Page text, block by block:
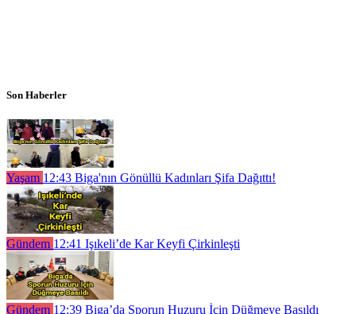
Son Haberler
Yaşam 12:43 Biga'nın Gönüllü Kadınları Şifa Dağıttı!
Gündem 12:41 Işıkeli’de Kar Keyfi Çirkinleşti
Gündem 12:39 Biga’da Sporun Huzuru İçin Düğmeye Basıldı